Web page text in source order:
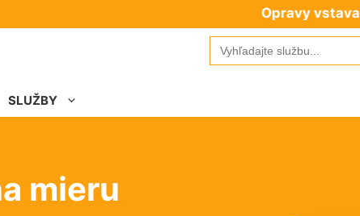
Opravy vstavaných
Search
for:
SLUŽBY
mieru